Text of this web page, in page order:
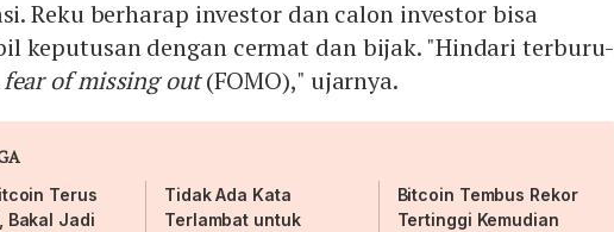
Reku berharap investor dan calon investor bisa
keputusan dengan cermat dan bijak. "Hindari terburu-
fear of missing out(FOMO)," ujarnya.
Terus
Bakal Jadi
Tidak Ada Kata
Terlambat untuk
Bitcoin Tembus Rekor
Tertinggi Kemudian